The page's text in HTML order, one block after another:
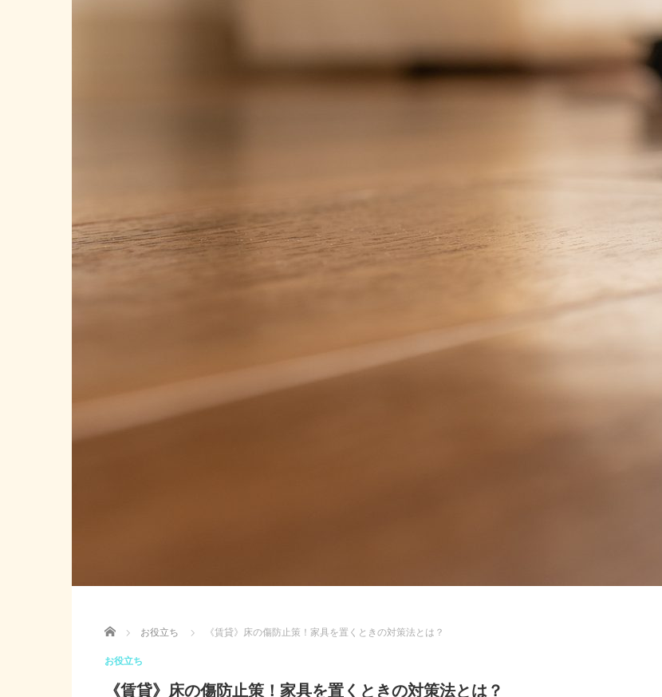
Home お役立ち 《賃貸》床の傷防止策！家具を置くときの対策法とは？
お役立ち
《賃貸》床の傷防止策！家具を置くときの対策法とは？